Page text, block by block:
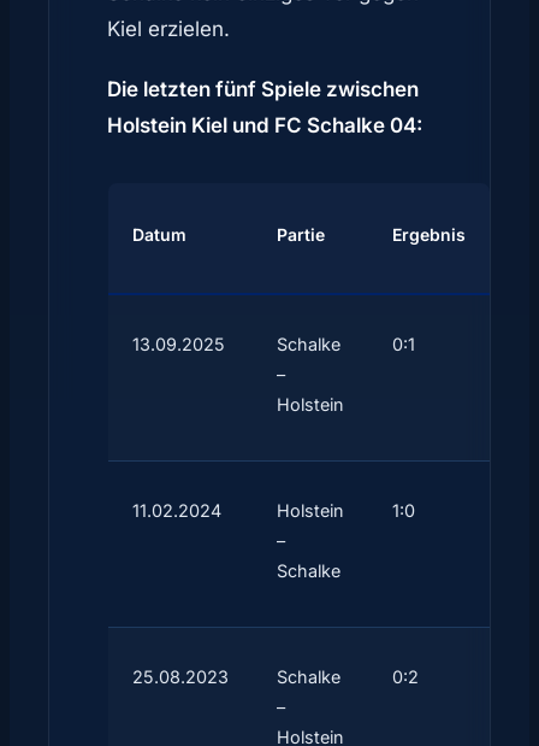
Kiel erzielen.
Die letzten fünf Spiele zwischen
Holstein Kiel und FC Schalke 04:
Datum Partie Ergebnis
13.09.2025
Schalke
–
Holstein
0:1
11.02.2024
Holstein
–
Schalke
1:0
25.08.2023
Schalke
–
Holstein
0:2